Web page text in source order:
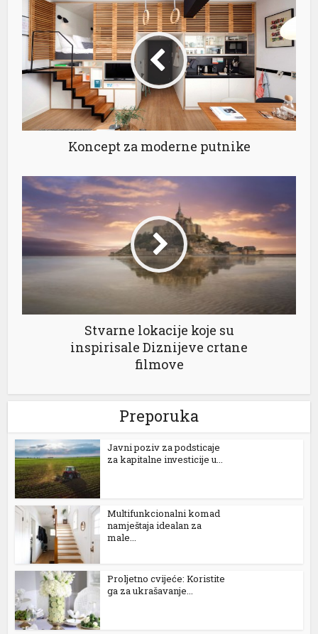
Koncept za moderne putnike
Stvarne lokacije koje su
inspirisale Diznijeve crtane
filmove
Preporuka
Јavni poziv za podsticaje
za kapitalne investicije u...
Multifunkcionalni komad
namještaja idealan za
male...
Proljetno cvijeće: Koristite
ga za ukrašavanje...